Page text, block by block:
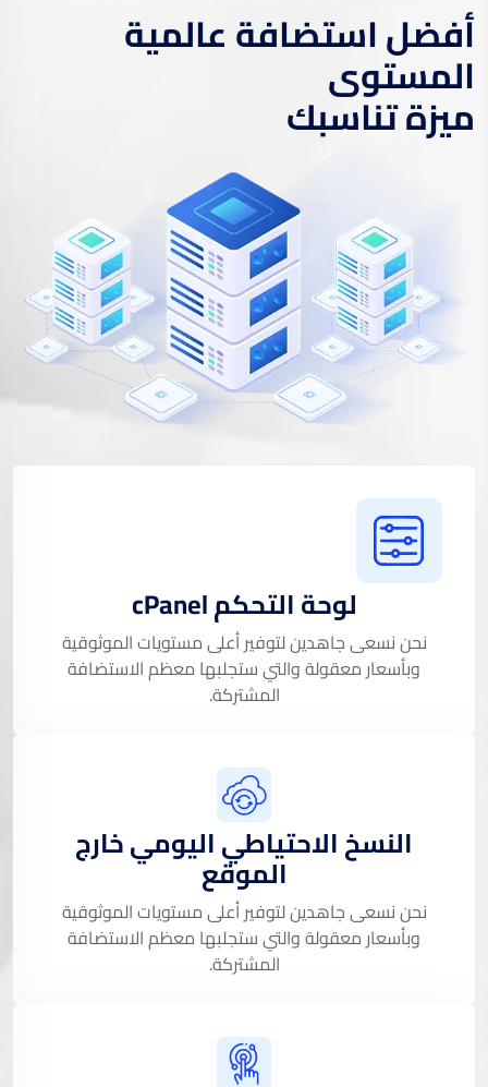
أفضل استضافة عالمية
المستوى
ميزة تناسبك
لوحة التحكم cPanel
نحن نسعى جاهدين لتوفير أعلى مستويات الموثوقية
وبأسعار معقولة والتي ستجلبها معظم الاستضافة
المشتركة.
النسخ الاحتياطي اليومي خارج
الموقع
نحن نسعى جاهدين لتوفير أعلى مستويات الموثوقية
وبأسعار معقولة والتي ستجلبها معظم الاستضافة
المشتركة.